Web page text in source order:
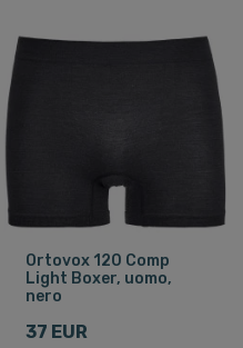
Ortovox 120 Comp
Light Boxer, uomo,
nero
37 EUR